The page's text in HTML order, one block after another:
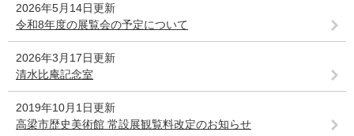
2026年5月14日更新
令和8年度の展覧会の予定について
2026年3月17日更新
清水比庵記念室
2019年10月1日更新
高梁市歴史美術館 常設展観覧料改定のお知らせ